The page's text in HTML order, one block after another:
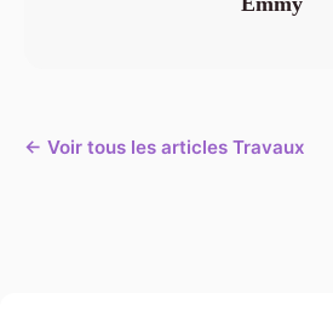
← Voir tous les articles Travaux